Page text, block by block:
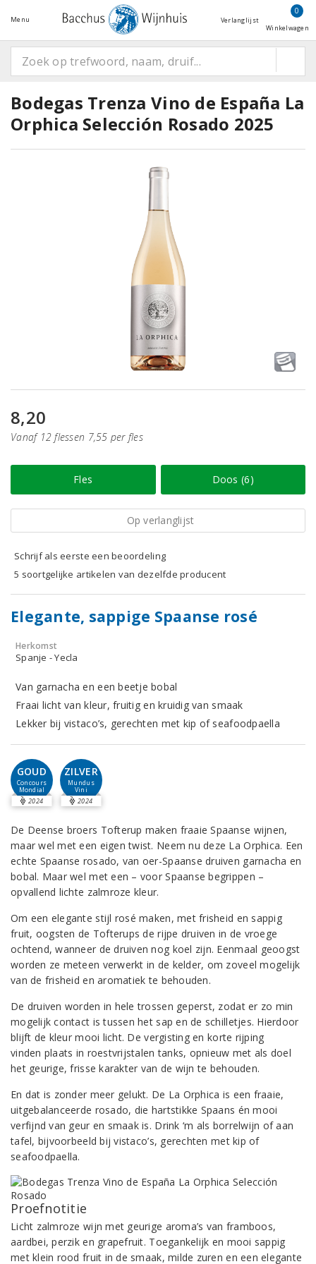
Menu Verlanglijst
0
Winkelwagen
Bodegas Trenza Vino de España La
Orphica Selección Rosado 2025
8,20
Vanaf 12 flessen 7,55 per fles
Fles Doos (6)
Op verlanglijst
Schrijf als eerste een beoordeling
5 soortgelijke artikelen van dezelfde producent
Elegante, sappige Spaanse rosé
Herkomst
Spanje - Yecla
Van garnacha en een beetje bobal
Fraai licht van kleur, fruitig en kruidig van smaak
Lekker bij vistaco’s, gerechten met kip of seafoodpaella
GOUD
Concours
Mondial
2024
ZILVER
Mundus
Vini
2024
De Deense broers Tofterup maken fraaie Spaanse wijnen,
maar wel met een eigen twist. Neem nu deze La Orphica. Een
echte Spaanse rosado, van oer-Spaanse druiven garnacha en
bobal. Maar wel met een – voor Spaanse begrippen –
opvallend lichte zalmroze kleur.
Om een elegante stijl rosé maken, met frisheid en sappig
fruit, oogsten de Tofterups de rijpe druiven in de vroege
ochtend, wanneer de druiven nog koel zijn. Eenmaal geoogst
worden ze meteen verwerkt in de kelder, om zoveel mogelijk
van de frisheid en aromatiek te behouden.
De druiven worden in hele trossen geperst, zodat er zo min
mogelijk contact is tussen het sap en de schilletjes. Hierdoor
blijft de kleur mooi licht. De vergisting en korte rijping
vinden plaats in roestvrijstalen tanks, opnieuw met als doel
het geurige, frisse karakter van de wijn te behouden.
En dat is zonder meer gelukt. De La Orphica is een fraaie,
uitgebalanceerde rosado, die hartstikke Spaans én mooi
verfijnd van geur en smaak is. Drink ‘m als borrelwijn of aan
tafel, bijvoorbeeld bij vistaco’s, gerechten met kip of
seafoodpaella.
Proefnotitie
Licht zalmroze wijn met geurige aroma’s van framboos,
aardbei, perzik en grapefruit. Toegankelijk en mooi sappig
met klein rood fruit in de smaak, milde zuren en een elegante